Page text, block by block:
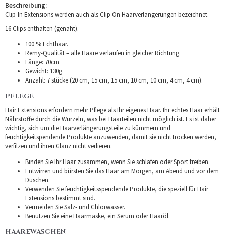
Beschreibung:
Clip-In Extensions werden auch als Clip On Haarverlängerungen bezeichnet.
16 Clips enthalten (genäht).
100 % Echthaar.
Remy-Qualität – alle Haare verlaufen in gleicher Richtung.
Länge: 70cm.
Gewicht: 130g.
Anzahl: 7 stücke (20 cm, 15 cm, 15 cm, 10 cm, 10 cm, 4 cm, 4 cm).
PFLEGE
Hair Extensions erfordern mehr Pflege als Ihr eigenes Haar. Ihr echtes Haar erhält
Nährstoffe durch die Wurzeln, was bei Haarteilen nicht möglich ist. Es ist daher
wichtig, sich um die Haarverlängerungsteile zu kümmern und
feuchtigkeitspendende Produkte anzuwenden, damit sie nicht trocken werden,
verfilzen und ihren Glanz nicht verlieren.
Binden Sie Ihr Haar zusammen, wenn Sie schlafen oder Sport treiben.
Entwirren und bürsten Sie das Haar am Morgen, am Abend und vor dem
Duschen.
Verwenden Sie feuchtigkeitsspendende Produkte, die speziell für Hair
Extensions bestimmt sind.
Vermeiden Sie Salz- und Chlorwasser.
Benutzen Sie eine Haarmaske, ein Serum oder Haaröl.
HAAREWASCHEN